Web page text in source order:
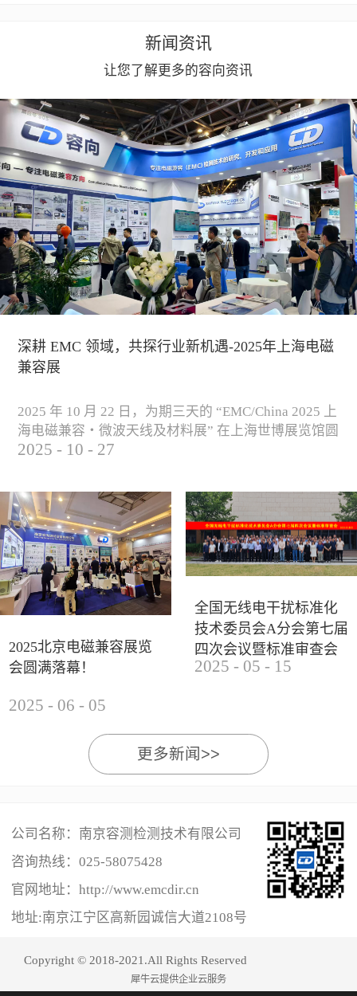
新闻资讯
让您了解更多的容向资讯
深耕 EMC 领域，共探行业新机遇-2025年上海电磁
兼容展
2025 年 10 月 22 日，为期三天的 “EMC/China 2025 上
海电磁兼容・微波天线及材料展” 在上海世博展览馆圆
满落下帷幕。作为电磁兼容领域的行业盛会，本届展
研讨及产品展示等多种形式，深入交流行业见解，踊
跃探索合作空间，为电磁兼容领域的高质量发展汇聚
了新动能。产品展示展会现场，公司展示了...
2025 - 10 - 27
2025北京电磁兼容展览
会圆满落幕！
2025 - 06 - 05
全国无线电干扰标准化
技术委员会A分会第七届
四次会议暨标准审查会
成功举办
2025 - 05 - 15
更多新闻>>
公司名称：南京容测检测技术有限公司
咨询热线： 025-58075428
官网地址：http://www.emcdir.cn
地址:南京江宁区高新园诚信大道2108号
Copyright © 2018-2021.All Rights Reserved
犀牛云提供企业云服务